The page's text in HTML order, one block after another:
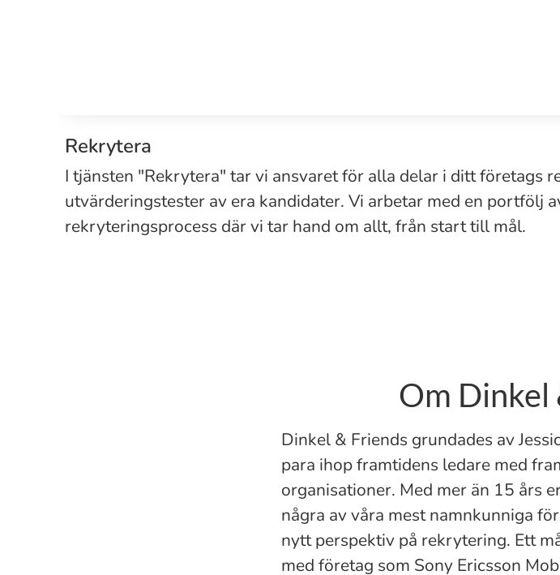
Rekrytera
I tjänsten "Rekrytera" tar vi ansvaret för alla delar i ditt företags
utvärderingstester av era kandidater. Vi arbetar med en portfölj
rekryteringsprocess där vi tar hand om allt, från start till mål.
Om Dinkel
Dinkel & Friends grundades av
para ihop framtidens ledare med
organisationer. Med mer än 15 års
några av våra mest namnkunniga
nytt perspektiv på rekrytering. Ett
med företag som Sony Ericsson